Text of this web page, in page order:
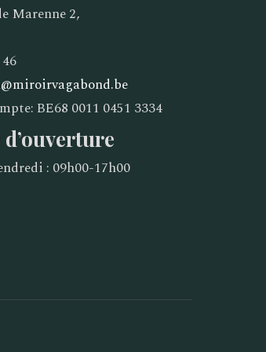
Marenne 2,
BE68 0011 0451 3334
: 09h00-17h00